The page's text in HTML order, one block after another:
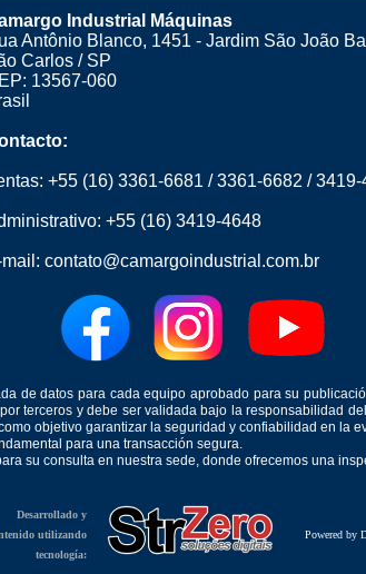
Industrial Máquinas
Antônio Blanco, 1451 - Jardim São João
Carlos / SP
13567-060
+55 (16) 3361-6681 /3361-6682 /3419-
+55 (16) 3419-4648
mail: contato@camargoindustrial.com.br
de datos para cada equipo aprobado para su
terceros y debe ser validada bajo la responsabilidad
objetivo garantizar la seguridad y confiabilidad en la
para una transacción segura.
su consulta en nuestra sede, donde ofrecemos una
Desarrollado y
utilizando
tecnología:
Powered by